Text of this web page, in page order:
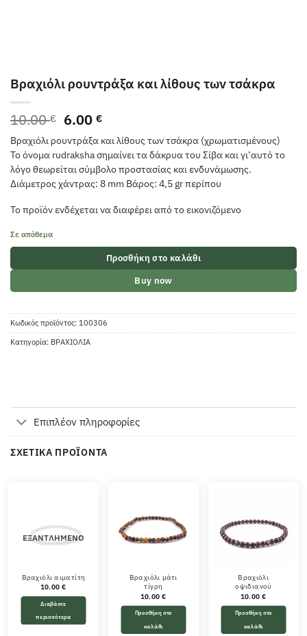
Βραχιόλι ρουντράξα και λίθους των τσάκρα
10.00€ Original
price
was:
10.00 €.
6.00€Η
τρέχουσα
τιμή
είναι:
6.00 €.
Βραχιόλι ρουντράξα και λίθους των τσάκρα (χρωματισμένους)
Το όνομα rudraksha σημαίνει τα δάκρυα του Σίβα και γι’αυτό το
λόγο θεωρείται σύμβολο προστασίας και ενδυνάμωσης.
Διάμετρος χάντρας: 8 mm Βάρος: 4,5 gr περίπου
Το προϊόν ενδέχεται να διαφέρει από το εικονιζόμενο
Σε απόθεμα
Προσθήκη στο καλάθι
Buy now
Κωδικός προϊόντος: 100306
Κατηγορία: ΒΡΑΧΙΟΛΙΑ
Επιπλέον πληροφορίες
ΣΧΕΤΙΚΆ ΠΡΟΪΌΝΤΑ
ΕΞΑΝΤΛΗΜΈΝΟ
Βραχιόλι αιματίτη
10.00€
Διαβάστε
περισσότερα
Βραχιόλι μάτι
τίγρη
10.00€
Προσθήκη στο
καλάθι
Βραχιόλι
οψιδιανού
10.00€
Προσθήκη στο
καλάθι